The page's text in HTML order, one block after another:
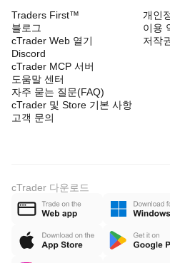
Traders First™
블로그
cTrader Web 열기
Discord
cTrader MCP 서버
도움말 센터
자주 묻는 질문(FAQ)
cTrader 및 Store 기본 사항
고객 문의
개인
이용
저작
cTrader 다운로드